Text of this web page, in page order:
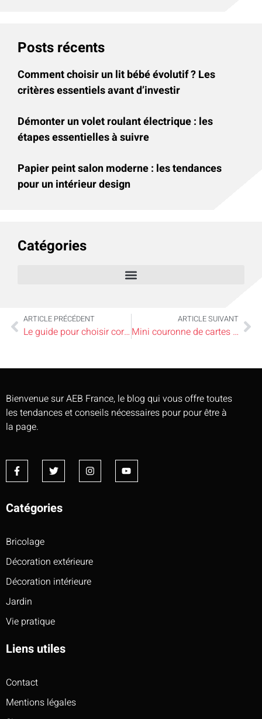
Posts récents
Comment choisir un lit bébé évolutif ? Les
critères essentiels avant d’investir
Démonter un volet roulant électrique : les
étapes essentielles à suivre
Papier peint salon moderne : les tendances
pour un intérieur design
Catégories
ARTICLE PRÉCÉDENT
Le guide pour choisir correctement ses vêtements de travail
ARTICLE SUIVANT
Mini couronne de cartes cadeaux DIY
Bienvenue sur AEB France, le blog qui vous offre toutes
les tendances et conseils nécessaires pour pour être à
la page.
Catégories
Bricolage
Décoration extérieure
Décoration intérieure
Jardin
Vie pratique
Liens utiles
Contact
Mentions légales